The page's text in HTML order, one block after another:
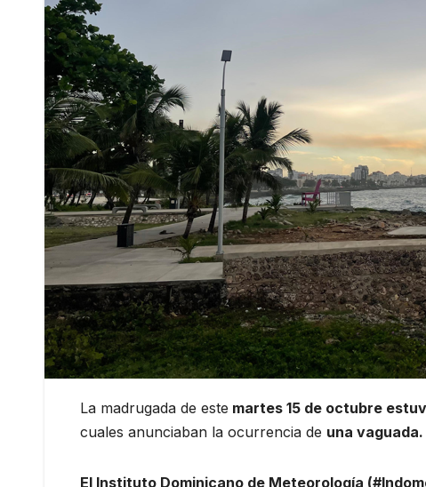
La madrugada de este martes 15 de octubre
cuales anunciaban la ocurrencia de una vaguada.
El Instituto Dominicano de Meteorología